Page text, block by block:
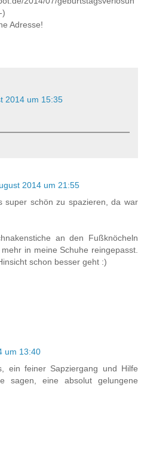
)
Adresse!
2014 um 15:35
2014 um 21:55
super schön zu spazieren, da war
an den Fußknöcheln
in meine Schuhe reingepasst.
schon besser geht :)
um 13:40
ein feiner Sapziergang und Hilfe
sagen, eine absolut gelungene